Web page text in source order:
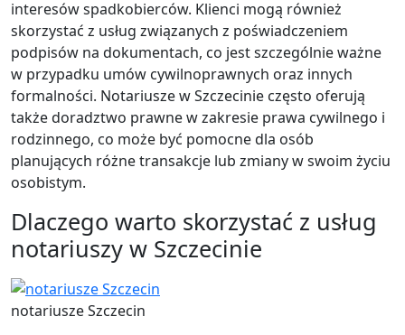
interesów spadkobierców. Klienci mogą również
skorzystać z usług związanych z poświadczeniem
podpisów na dokumentach, co jest szczególnie ważne
w przypadku umów cywilnoprawnych oraz innych
formalności. Notariusze w Szczecinie często oferują
także doradztwo prawne w zakresie prawa cywilnego i
rodzinnego, co może być pomocne dla osób
planujących różne transakcje lub zmiany w swoim życiu
osobistym.
Dlaczego warto skorzystać z usług
notariuszy w Szczecinie
notariusze Szczecin